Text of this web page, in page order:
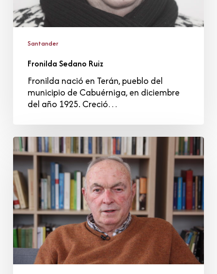
Santander
Fronilda Sedano Ruiz
Fronilda nació en Terán, pueblo del
municipio de Cabuérniga, en diciembre
del año 1925. Creció…
Cecilio
Moisés
García
Galdós